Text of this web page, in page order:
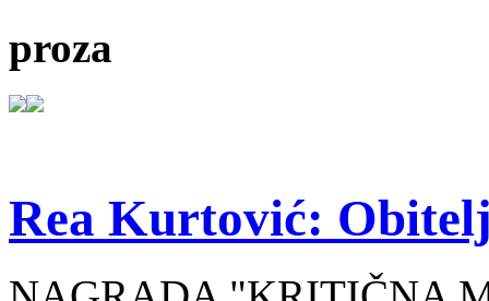
proza
Rea Kurtović: